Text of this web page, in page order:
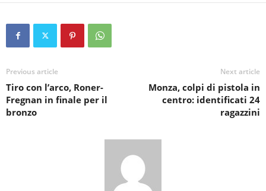
Previous article
Tiro con l’arco, Roner-
Fregnan in finale per il
bronzo
Next article
Monza, colpi di pistola in
centro: identificati 24
ragazzini